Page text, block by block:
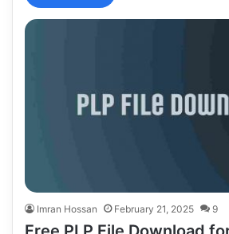
Imran Hossan February 21, 2025 9